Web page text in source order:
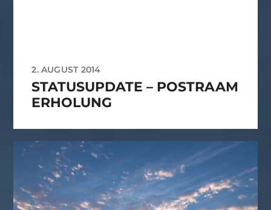
2. AUGUST 2014
STATUSUPDATE – POSTRAAM
ERHOLUNG